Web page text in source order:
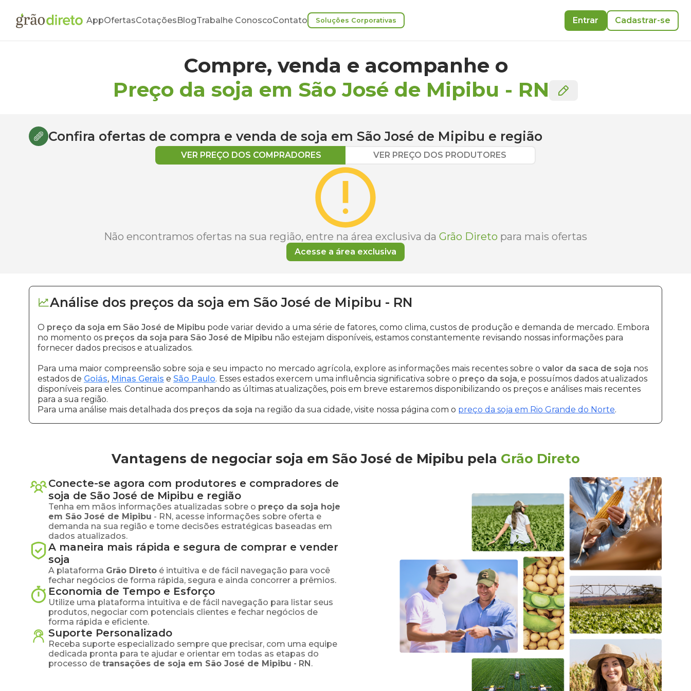
AppOfertasCotaçõesBlogTrabalhe ConoscoContato Soluções Corporativas Entrar Cadastrar-se
Compre, venda e acompanhe o
Preço da soja em São José de Mipibu - RN
Confira ofertas de compra e venda de soja em São José de Mipibu e região
VER PREÇO DOS COMPRADORES VER PREÇO DOS PRODUTORES
Não encontramos ofertas na sua região, entre na área exclusiva da Grão Direto para mais ofertas
Acesse a área exclusiva
Análise dos preços da soja em São José de Mipibu - RN
O preço da soja em São José de Mipibu pode variar devido a uma série de fatores, como clima, custos de produção e demanda de mercado. Embora
no momento os preços da soja para São José de Mipibu não estejam disponíveis, estamos constantemente revisando nossas informações para
fornecer dados precisos e atualizados.
Para uma maior compreensão sobre soja e seu impacto no mercado agrícola, explore as informações mais recentes sobre o valor da saca de soja nos
estados de Goiás, Minas Gerais e São Paulo. Esses estados exercem uma influência significativa sobre o preço da soja, e possuímos dados atualizados
disponíveis para eles. Continue acompanhando as últimas atualizações, pois em breve estaremos disponibilizando os preços e análises mais recentes
para a sua região.
Para uma análise mais detalhada dos preços da soja na região da sua cidade, visite nossa página com o preço da soja em Rio Grande do Norte.
Vantagens de negociar soja em São José de Mipibu pela Grão Direto
Conecte-se agora com produtores e compradores de
soja de São José de Mipibu e região
Tenha em mãos informações atualizadas sobre o preço da soja hoje
em São José de Mipibu - RN, acesse informações sobre oferta e
demanda na sua região e tome decisões estratégicas baseadas em
dados atualizados.
A maneira mais rápida e segura de comprar e vender
soja
A plataforma Grão Direto é intuitiva e de fácil navegação para você
fechar negócios de forma rápida, segura e ainda concorrer a prêmios.
Economia de Tempo e Esforço
Utilize uma plataforma intuitiva e de fácil navegação para listar seus
produtos, negociar com potenciais clientes e fechar negócios de
forma rápida e eficiente.
Suporte Personalizado
Receba suporte especializado sempre que precisar, com uma equipe
dedicada pronta para te ajudar e orientar em todas as etapas do
processo de transações de soja em São José de Mipibu - RN.